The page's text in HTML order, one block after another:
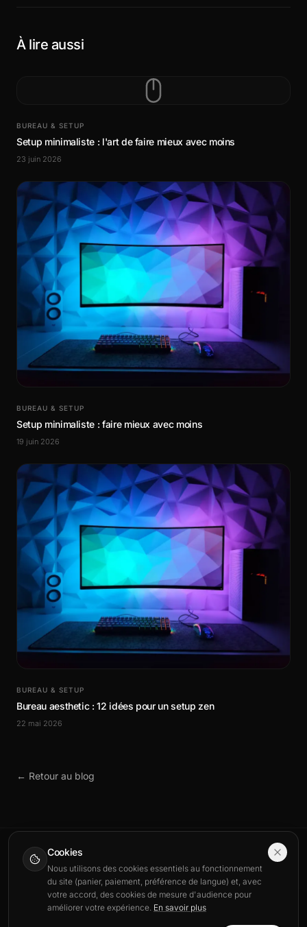
À lire aussi
BUREAU & SETUP
Setup minimaliste : l'art de faire mieux avec moins
23 juin 2026
BUREAU & SETUP
Setup minimaliste : faire mieux avec moins
19 juin 2026
BUREAU & SETUP
Bureau aesthetic : 12 idées pour un setup zen
22 mai 2026
← Retour au blog
BuddyPad
BuddyPad – Tapis de souris gaming et bureautique :
This site is also available in English.
Cookies
Nous utilisons des cookies essentiels au fonctionnement
du site (panier, paiement, préférence de langue) et, avec
votre accord, des cookies de mesure d'audience pour
améliorer votre expérience. En savoir plus